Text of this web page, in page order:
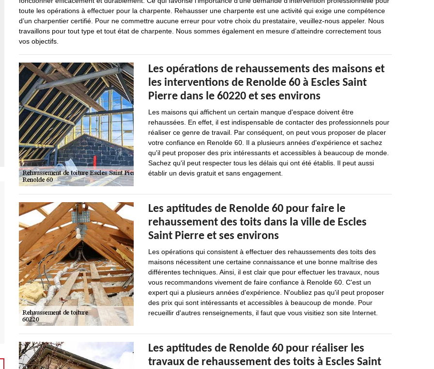
toute les opérations à effectuer pour la charpente. Rehausser une charpente est une activité qui exige une compétence
d’un charpentier certifié. Pour ne commettre aucune erreur pour votre choix du prestataire, veuillez-nous appeler. Nous
travaillons pour tout type et tout état de charpente. Nous sommes également en mesure d’atteindre correctement tous
vos objectifs.
Les opérations de rehaussements des maisons et
les interventions de Renolde 60 à Escles Saint
Pierre dans le 60220 et ses environs
Les maisons qui affichent un certain manque d'espace doivent être
rehaussées. En effet, il est indispensable de contacter des professionnels pour
réaliser ce genre de travail. Par conséquent, on peut vous proposer de placer
votre confiance en Renolde 60. Il a plusieurs années d'expérience et sachez
qu'il peut proposer des prix intéressants et accessibles à beaucoup de monde.
Sachez qu'il peut respecter tous les délais qui ont été établis. Il peut aussi
établir un devis gratuit et sans engagement.
Les aptitudes de Renolde 60 pour faire le
rehaussement des toits dans la ville de Escles
Saint Pierre et ses environs
Les opérations qui consistent à effectuer des rehaussements des toits des
maisons nécessitent une certaine connaissance et une bonne maîtrise des
différentes techniques. Ainsi, il est clair que pour effectuer les travaux, nous
vous recommandons vivement de faire confiance à Renolde 60. C'est un
expert qui a plusieurs années d'expérience. N'oubliez pas qu'il peut proposer
des prix qui sont intéressants et accessibles à beaucoup de monde. Pour
recueillir d'autres renseignements, il faut que vous visitiez son site Internet.
Les aptitudes de Renolde 60 pour réaliser les
travaux de rehaussement des toits à Escles Saint